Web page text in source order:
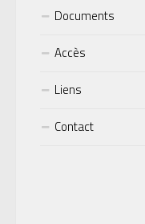
Documents
Accès
Liens
Contact